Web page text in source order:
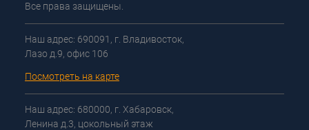
Все права защищены.
Наш адрес: 690091, г. Владивосток,
Лазо д.9, офис 106
Посмотреть на карте
Наш адрес: 680000, г. Хабаровск,
Ленина д.3, цокольный этаж